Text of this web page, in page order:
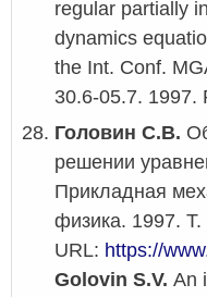
regular partially
dynamics
the Int. Conf.
30.6-05.7. 1997.
Головин С.В.
решении
Прикладная
физика. 1997.
URL: https://
Golovin S.V. An